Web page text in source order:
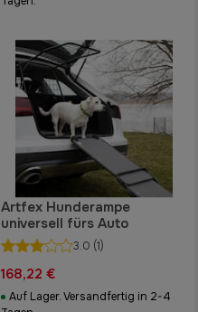
Artfex Hunderampe
universell fürs Auto
3.0 (1)
168,22 €
Auf Lager. Versandfertig in 2-4